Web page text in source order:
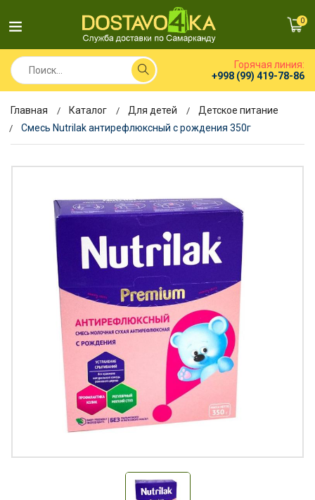
0
Горячая линия:
+998 (99) 419-78-86
Главная Каталог Для детей
Детское питание
Смесь Nutrilak антирефлюксный с рождения 350г